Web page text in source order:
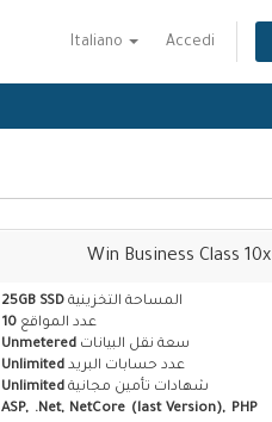
Italiano Accedi
Win Business Class 10x
25GB SSD المساحة التخزينية
10 عدد المواقع
Unmetered سعة نقل البيانات
Unlimited عدد حسابات البريد
Unlimited شهادات تأمين مجانية
ASP, .Net, NetCore (last Version), PHP